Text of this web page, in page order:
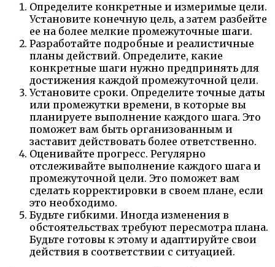
Определите конкретные и измеримые цели.
Установите конечную цель, а затем разбейте
ее на более мелкие промежуточные шаги.
Разработайте подробные и реалистичные
планы действий. Определите, какие
конкретные шаги нужно предпринять для
достижения каждой промежуточной цели.
Установите сроки. Определите точные даты
или промежутки времени, в которые вы
планируете выполнение каждого шага. Это
поможет вам быть организованным и
заставит действовать более ответственно.
Оценивайте прогресс. Регулярно
отслеживайте выполнение каждого шага и
промежуточной цели. Это поможет вам
сделать корректировки в своем плане, если
это необходимо.
Будьте гибкими. Иногда изменения в
обстоятельствах требуют пересмотра плана.
Будьте готовы к этому и адаптируйте свои
действия в соответствии с ситуацией.